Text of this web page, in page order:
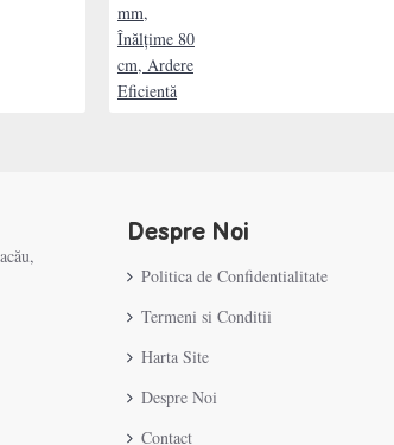
Despre Noi
Politica de Confidentialitate
Termeni si Conditii
Harta Site
Despre Noi
Contact